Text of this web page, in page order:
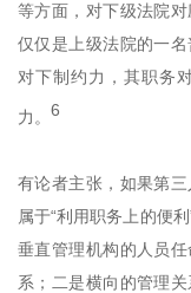
等方面，对下级法院
仅仅是上级法院的一
对下制约力，其职务
力。 6
有论者主张，如果第
属于“利用职务上的便
垂直管理机构的人员
系；二是横向的管理